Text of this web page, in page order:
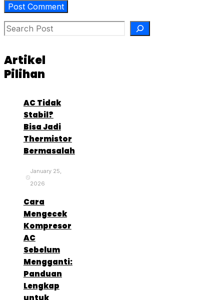
Search
Artikel
Pilihan
AC Tidak
Stabil?
Bisa Jadi
Thermistor
Bermasalah
January 25,
2026
Cara
Mengecek
Kompresor
AC
Sebelum
Mengganti:
Panduan
Lengkap